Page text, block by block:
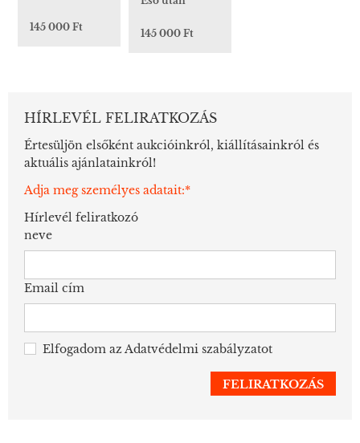
145 000 Ft 145 000 Ft
HÍRLEVÉL FELIRATKOZÁS
Értesüljön elsőként aukcióinkról, kiállításainkról és
aktuális ajánlatainkról!
Adja meg személyes adatait:*
Hírlevél feliratkozó
neve
Email cím
Elfogadom azAdatvédelmi szabályzatot